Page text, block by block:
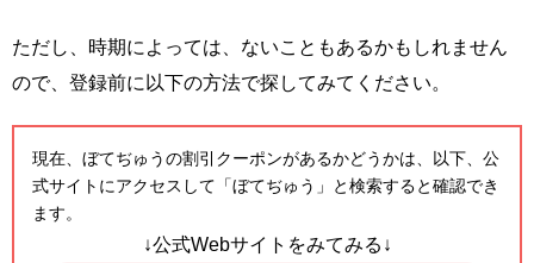
ただし、時期によっては、ないこともあるかもしれません
ので、登録前に以下の方法で探してみてください。
現在、ぼてぢゅうの割引クーポンがあるかどうかは、以下、公
式サイトにアクセスして「ぼてぢゅう」と検索すると確認でき
ます。
↓公式Webサイトをみてみる↓